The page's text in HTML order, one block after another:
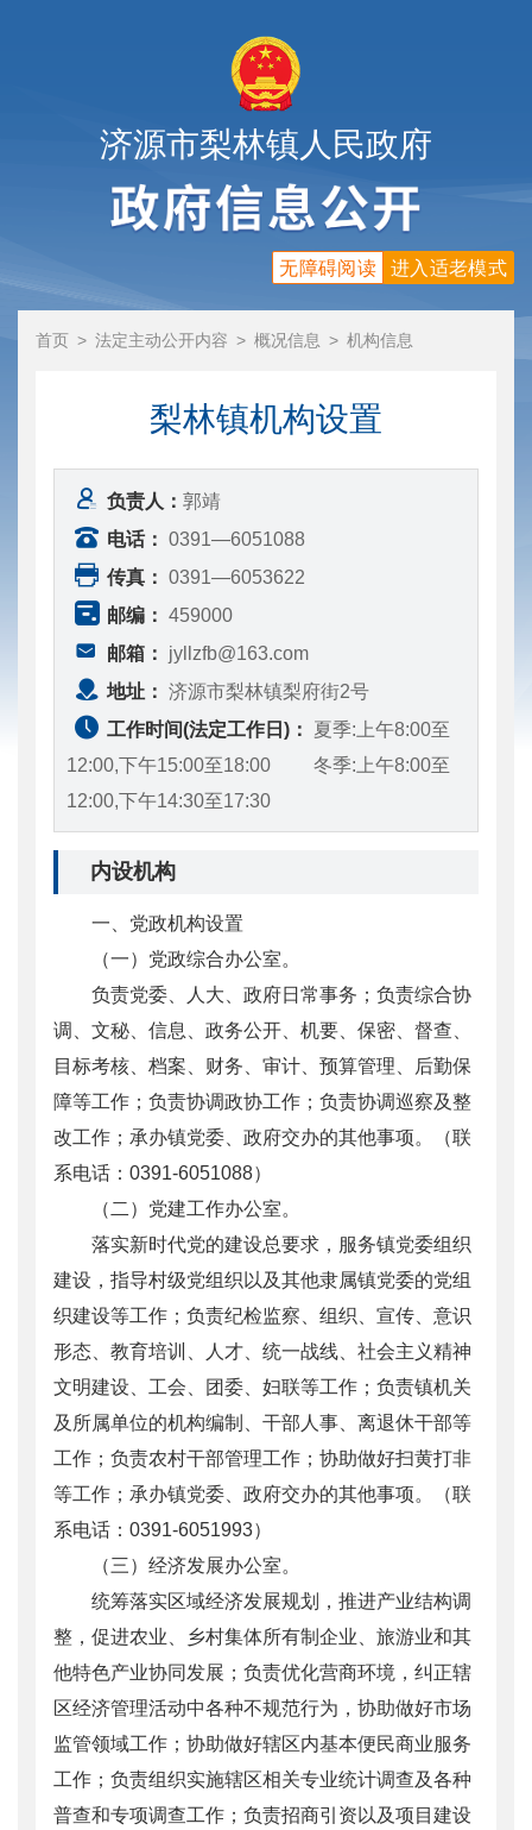
济源市梨林镇人民政府
进入适老模式
无障碍阅读
首页 > 法定主动公开内容 > 概况信息 > 机构信息
梨林镇机构设置
负责人： 郭靖
电话： 0391—6051088
传真： 0391—6053622
邮编： 459000
邮箱：
jyllzfb@163.com
地址： 济源市梨林镇梨府街2号
工作时间(法定工作日)：
夏季:上午8:00至
12:00,下午15:00至18:00 冬季:上午8:00至
12:00,下午14:30至17:30
内设机构
一、党政机构设置
（一）党政综合办公室。
负责党委、人大、政府日常事务；负责综合协
调、文秘、信息、政务公开、机要、保密、督查、
目标考核、档案、财务、审计、预算管理、后勤保
障等工作；负责协调政协工作；负责协调巡察及整
改工作；承办镇党委、政府交办的其他事项。（联
系电话：0391-6051088）
（二）党建工作办公室。
落实新时代党的建设总要求，服务镇党委组织
建设，指导村级党组织以及其他隶属镇党委的党组
织建设等工作；负责纪检监察、组织、宣传、意识
形态、教育培训、人才、统一战线、社会主义精神
文明建设、工会、团委、妇联等工作；负责镇机关
及所属单位的机构编制、干部人事、离退休干部等
工作；负责农村干部管理工作；协助做好扫黄打非
等工作；承办镇党委、政府交办的其他事项。（联
系电话：0391-6051993）
（三）经济发展办公室。
统筹落实区域经济发展规划，推进产业结构调
整，促进农业、乡村集体所有制企业、旅游业和其
他特色产业协同发展；负责优化营商环境，纠正辖
区经济管理活动中各种不规范行为，协助做好市场
监管领域工作；协助做好辖区内基本便民商业服务
工作；负责组织实施辖区相关专业统计调查及各种
普查和专项调查工作；负责招商引资以及项目建设